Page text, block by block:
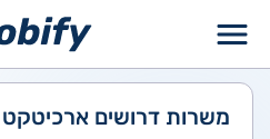
דילוג
משרות דרושים ארכיטקט